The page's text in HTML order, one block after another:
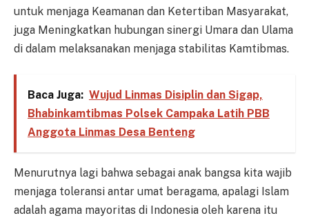
untuk menjaga Keamanan dan Ketertiban Masyarakat,
juga Meningkatkan hubungan sinergi Umara dan Ulama
di dalam melaksanakan menjaga stabilitas Kamtibmas.
Baca Juga: Wujud Linmas Disiplin dan Sigap,
Bhabinkamtibmas Polsek Campaka Latih PBB
Anggota Linmas Desa Benteng
Menurutnya lagi bahwa sebagai anak bangsa kita wajib
menjaga toleransi antar umat beragama, apalagi Islam
adalah agama mayoritas di Indonesia oleh karena itu